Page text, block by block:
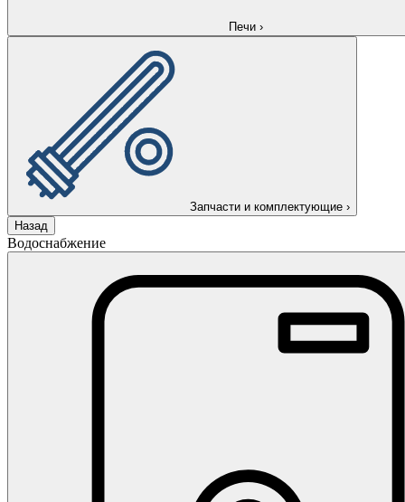
Печи ›
Запчасти и комплектующие ›
Назад
Водоснабжение